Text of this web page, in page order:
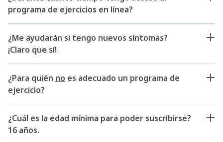
programa de ejercicios en línea?
¿Me ayudarán si tengo nuevos síntomas?
¡Claro que sí!
¿Para quién no es adecuado un programa de
ejercicio?
¿Cuál es la edad mínima para poder suscribirse?
16 años.